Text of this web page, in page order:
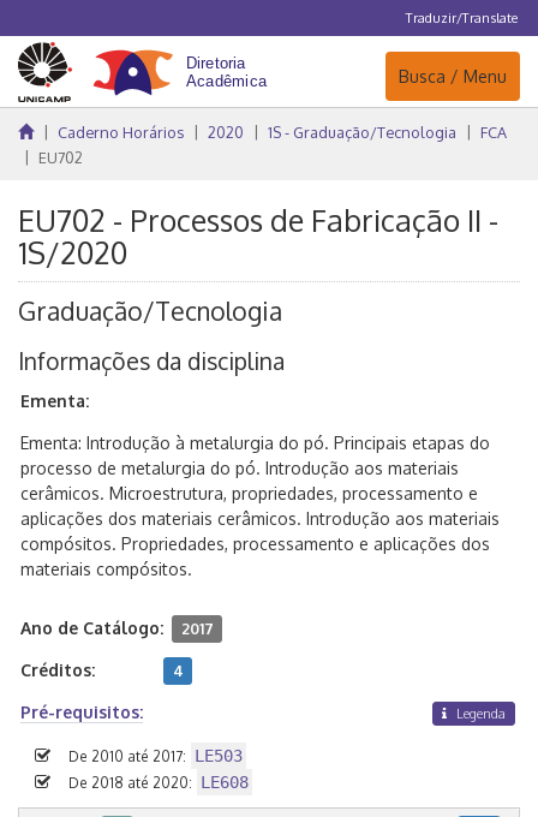
Traduzir/Translate
Navegação
Busca / Menu
Caderno Horários 2020 1S - Graduação/Tecnologia
FCA
EU702
EU702 - Processos de Fabricação II -
1S/2020
Graduação/Tecnologia
Informações da disciplina
Ementa:
Ementa: Introdução à metalurgia do pó. Principais etapas do
processo de metalurgia do pó. Introdução aos materiais
cerâmicos. Microestrutura, propriedades, processamento e
aplicações dos materiais cerâmicos. Introdução aos materiais
compósitos. Propriedades, processamento e aplicações dos
materiais compósitos.
Ano de Catálogo: 2017
Créditos: 4
Pré-requisitos: Legenda
De 2010 até 2017: LE503
De 2018 até 2020: LE608